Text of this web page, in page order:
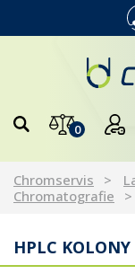
0
Chromservis
Chromatografie
HPLC